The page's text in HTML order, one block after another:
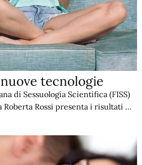
tecnologie
di Sessuologia Scientifica (FISS)
Roberta Rossi presenta i risultati …